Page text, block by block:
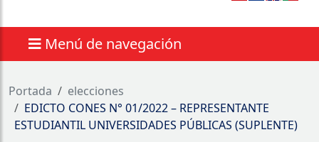
Menú de navegación
Portada
elecciones
EDICTO CONES N° 01/2022 – REPRESENTANTE
ESTUDIANTIL UNIVERSIDADES PÚBLICAS (SUPLENTE)